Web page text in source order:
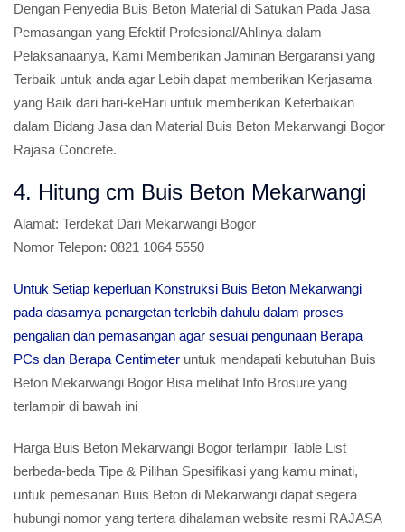
Dengan Penyedia Buis Beton Material di Satukan Pada Jasa
Pemasangan yang Efektif Profesional/Ahlinya dalam
Pelaksanaanya, Kami Memberikan Jaminan Bergaransi yang
Terbaik untuk anda agar Lebih dapat memberikan Kerjasama
yang Baik dari hari-keHari untuk memberikan Keterbaikan
dalam Bidang Jasa dan Material Buis Beton Mekarwangi Bogor
Rajasa Concrete.
4. Hitung cm Buis Beton Mekarwangi
Alamat: Terdekat Dari Mekarwangi Bogor
Nomor Telepon: 0821 1064 5550
Untuk Setiap keperluan Konstruksi Buis Beton Mekarwangi
pada dasarnya penargetan terlebih dahulu dalam proses
pengalian dan pemasangan agar sesuai pengunaan Berapa
PCs dan Berapa Centimeter untuk mendapati kebutuhan Buis
Beton Mekarwangi Bogor Bisa melihat Info Brosure yang
terlampir di bawah ini
Harga Buis Beton Mekarwangi Bogor terlampir Table List
berbeda-beda Tipe & Pilihan Spesifikasi yang kamu minati,
untuk pemesanan Buis Beton di Mekarwangi dapat segera
hubungi nomor yang tertera dihalaman website resmi RAJASA